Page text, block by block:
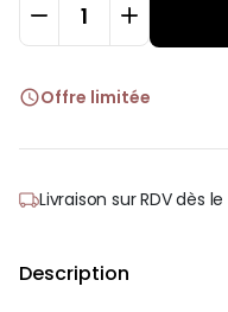
Offre limitée
Livraison sur RDVdès le
Description